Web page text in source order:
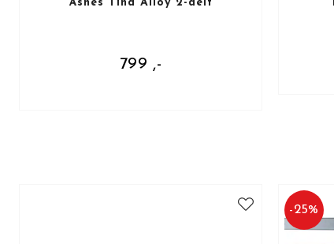
Åsnes Tind Alloy 2-delt
799 ,-
-25%